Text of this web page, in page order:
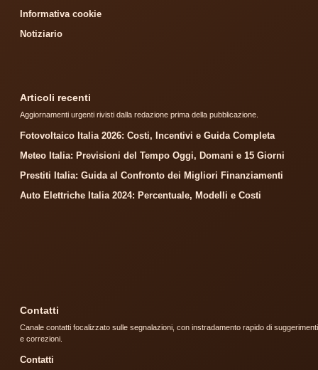
Informativa cookie
Notiziario
Articoli recenti
Aggiornamenti urgenti rivisti dalla redazione prima della pubblicazione.
Fotovoltaico Italia 2026: Costi, Incentivi e Guida Completa
Meteo Italia: Previsioni del Tempo Oggi, Domani e 15 Giorni
Prestiti Italia: Guida al Confronto dei Migliori Finanziamenti
Auto Elettriche Italia 2024: Percentuale, Modelli e Costi
Contatti
Canale contatti focalizzato sulle segnalazioni, con instradamento rapido di suggerimenti
e correzioni.
Contatti